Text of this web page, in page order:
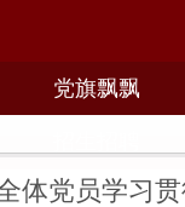
党旗飘飘
体党员学习